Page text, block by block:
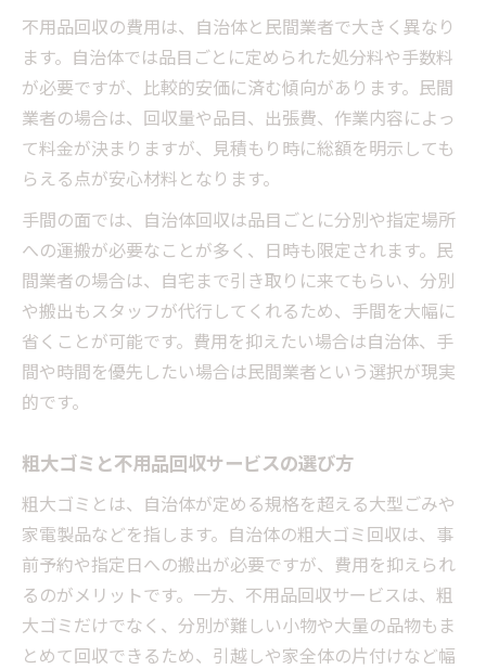
不用品回収の費用は、自治体と民間業者で大きく異なり
ます。自治体では品目ごとに定められた処分料や手数料
が必要ですが、比較的安価に済む傾向があります。民間
業者の場合は、回収量や品目、出張費、作業内容によっ
て料金が決まりますが、見積もり時に総額を明示しても
らえる点が安心材料となります。
手間の面では、自治体回収は品目ごとに分別や指定場所
への運搬が必要なことが多く、日時も限定されます。民
間業者の場合は、自宅まで引き取りに来てもらい、分別
や搬出もスタッフが代行してくれるため、手間を大幅に
省くことが可能です。費用を抑えたい場合は自治体、手
間や時間を優先したい場合は民間業者という選択が現実
的です。
粗大ゴミと不用品回収サービスの選び方
粗大ゴミとは、自治体が定める規格を超える大型ごみや
家電製品などを指します。自治体の粗大ゴミ回収は、事
前予約や指定日への搬出が必要ですが、費用を抑えられ
るのがメリットです。一方、不用品回収サービスは、粗
大ゴミだけでなく、分別が難しい小物や大量の品物もま
とめて回収できるため、引越しや家全体の片付けなど幅